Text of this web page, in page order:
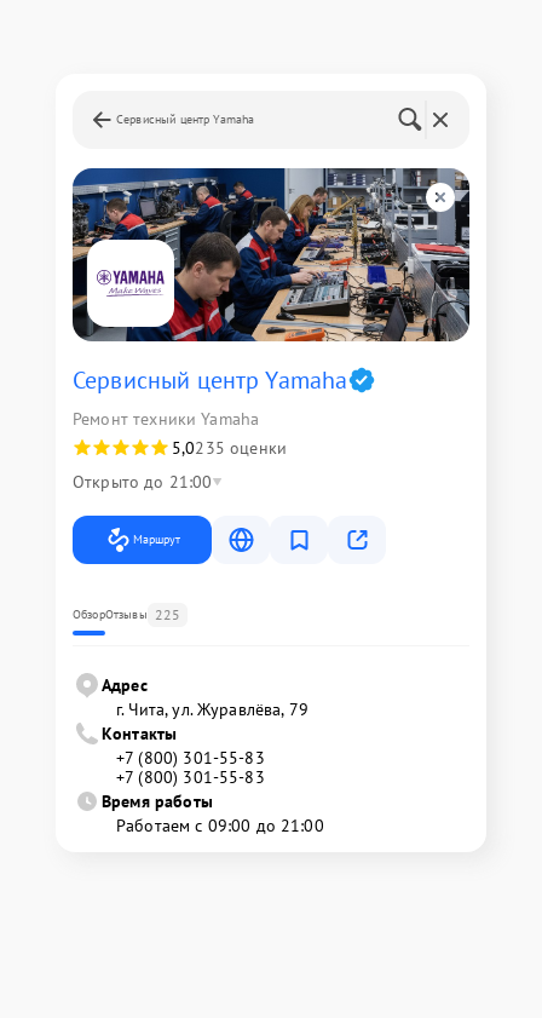
Сервисный центр Yamaha
Сервисный центр Yamaha
Ремонт техники Yamaha
5,0235 оценки
Открыто до 21:00
Маршрут
ОбзорОтзывы 225
Адрес
г. Чита, ул. Журавлёва, 79
Контакты
+7 (800) 301-55-83
+7 (800) 301-55-83
Время работы
Работаем с 09:00 до 21:00